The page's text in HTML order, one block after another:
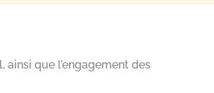
que l’engagement des